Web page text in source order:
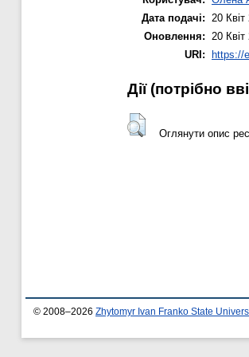
Дата подачі: 20
Оновлення: 20
URI:
https://
Дії ​​(потрібно
Оглянути опис
© 2008–2026 Zhytomyr Ivan Franko State